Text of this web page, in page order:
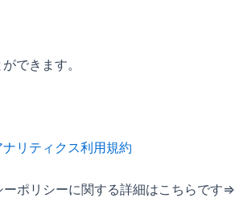
できます。
リティクス利用規約
ポリシーに関する詳細はこちらです⇒